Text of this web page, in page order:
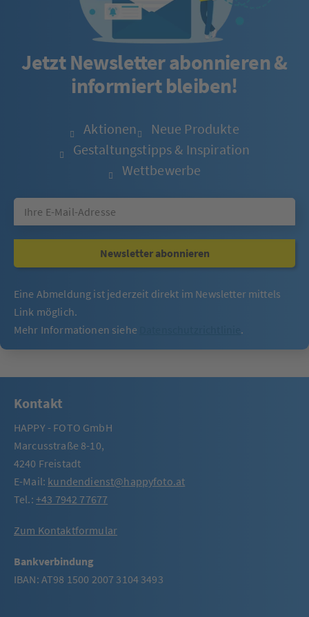
Jetzt Newsletter abonnieren &
informiert bleiben!
Aktionen
Neue Produkte
Gestaltungstipps & Inspiration
Wettbewerbe
Newsletter abonnieren
Eine Abmeldung ist jederzeit direkt im Newsletter mittels
Link möglich.
Mehr Informationen siehe
.
Kontakt
HAPPY - FOTO GmbH
Marcusstraße 8-10,
4240 Freistadt
E-Mail: kundendienst@happyfoto.at
Tel.: +43 7942 77677
Zum Kontaktformular
Bankverbindung
IBAN: AT98 1500 2007 3104 3493